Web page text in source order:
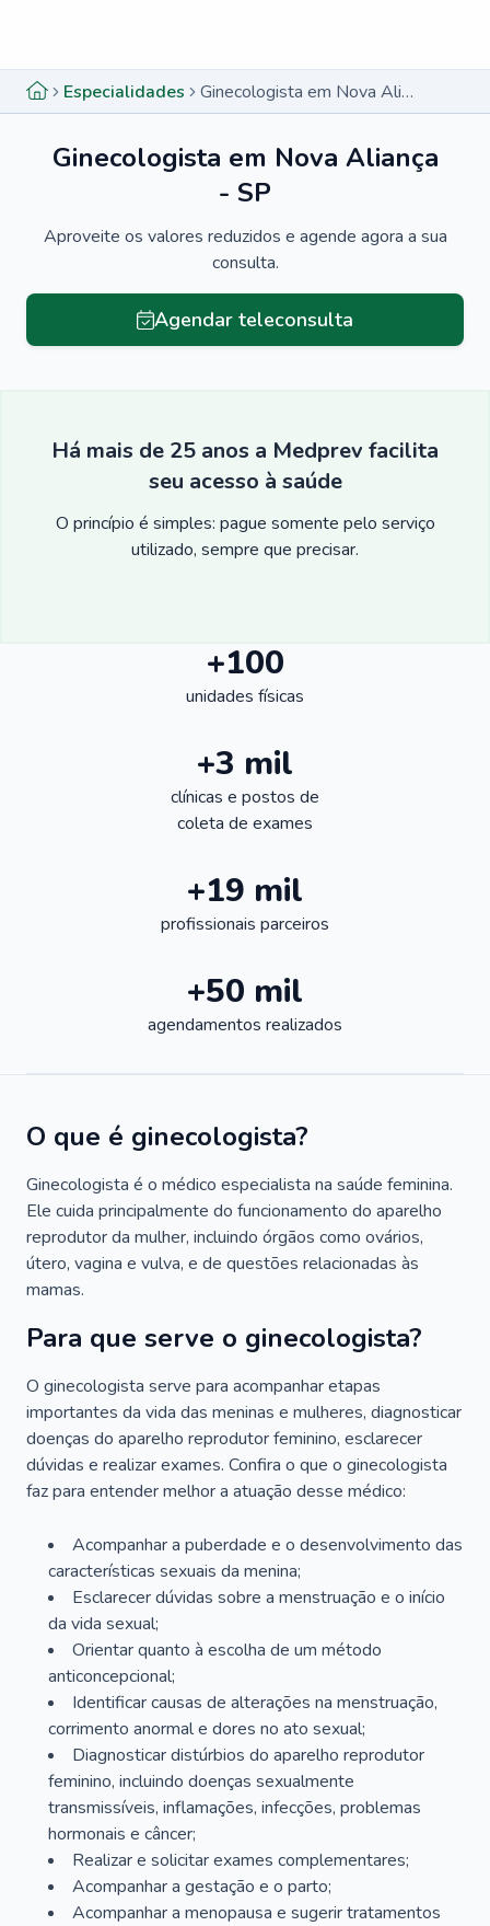
Especialidades Ginecologista em Nova Aliança - SP
Ginecologista em Nova Aliança
- SP
Aproveite os valores reduzidos e agende agora a sua
consulta.
Agendar teleconsulta
Há mais de 25 anos a Medprev facilita
seu acesso à saúde
O princípio é simples: pague somente pelo serviço
utilizado, sempre que precisar.
+100
unidades físicas
+3 mil
clínicas e postos de
coleta de exames
+19 mil
profissionais parceiros
+50 mil
agendamentos realizados
O que é ginecologista?
Ginecologista é o médico especialista na saúde feminina.
Ele cuida principalmente do funcionamento do aparelho
reprodutor da mulher, incluindo órgãos como ovários,
útero, vagina e vulva, e de questões relacionadas às
mamas.
Para que serve o ginecologista?
O ginecologista serve para acompanhar etapas
importantes da vida das meninas e mulheres, diagnosticar
doenças do aparelho reprodutor feminino, esclarecer
dúvidas e realizar exames. Confira o que o ginecologista
faz para entender melhor a atuação desse médico:
Acompanhar a puberdade e o desenvolvimento das
características sexuais da menina;
Esclarecer dúvidas sobre a menstruação e o início
da vida sexual;
Orientar quanto à escolha de um método
anticoncepcional;
Identificar causas de alterações na menstruação,
corrimento anormal e dores no ato sexual;
Diagnosticar distúrbios do aparelho reprodutor
feminino, incluindo doenças sexualmente
transmissíveis, inflamações, infecções, problemas
hormonais e câncer;
Realizar e solicitar exames complementares;
Acompanhar a gestação e o parto;
Acompanhar a menopausa e sugerir tratamentos